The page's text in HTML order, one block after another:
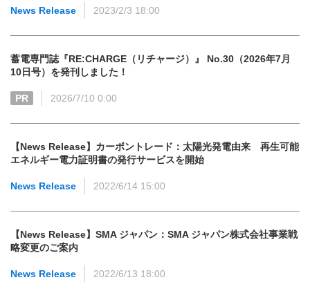
News Release 2023/2/3 18:00
蓄電専門誌『RE:CHARGE（リチャージ）』 No.30（2026年7月
10日号）を発刊しました！
PR 2026/7/10 0:00
【News Release】カーボントレード：太陽光発電由来 再生可能
エネルギー電力証明書の発行サービスを開始
News Release 2022/6/14 15:00
【News Release】SMA ジャパン：SMA ジャパン株式会社事業戦
略変更のご案内
News Release 2022/6/13 18:00